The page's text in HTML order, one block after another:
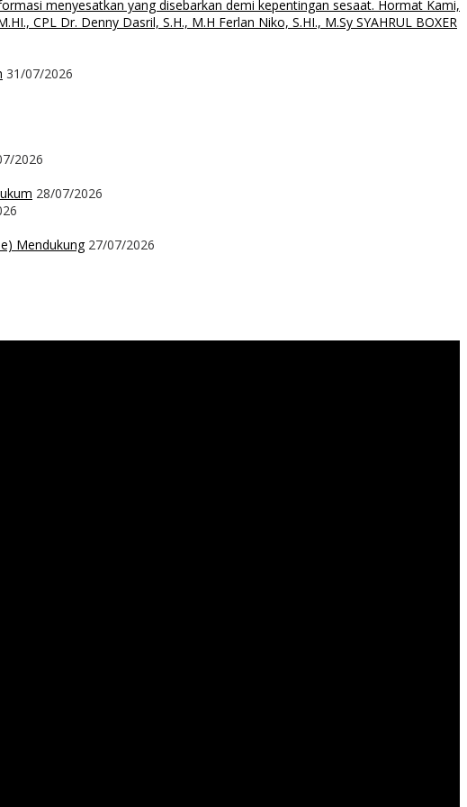
menyesatkan yang disebarkan demi kepentingan sesaat. Hormat Kami,
CPL Dr. Denny Dasril, S.H., M.H Ferlan Niko, S.HI., M.Sy SYAHRUL BOXER
31/07/2026
2026
28/07/2026
Mendukung 27/07/2026